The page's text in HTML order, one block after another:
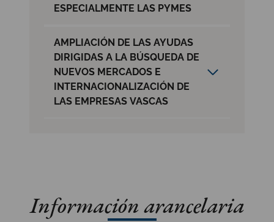
ESPECIALMENTE LAS PYMES
AMPLIACIÓN DE LAS AYUDAS
DIRIGIDAS A LA BÚSQUEDA DE
NUEVOS MERCADOS E
INTERNACIONALIZACIÓN DE
LAS EMPRESAS VASCAS
Información arancelaria